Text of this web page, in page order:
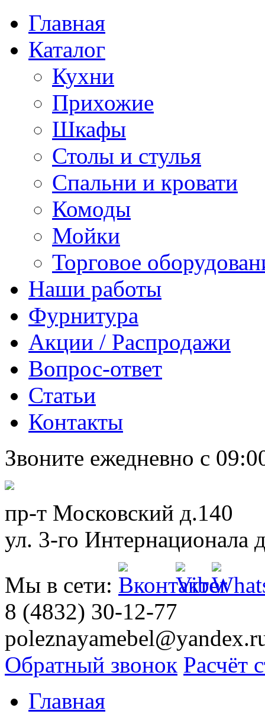
Главная
Каталог
Кухни
Прихожие
Шкафы
Столы и стулья
Спальни и кровати
Комоды
Мойки
Торговое
Наши работы
Фурнитура
Акции / Распродажи
Вопрос-ответ
Статьи
Контакты
Звоните ежедневно с
пр-т Московский д.140
ул. 3-го Интернационала
Мы в сети:
8 (4832) 30-12-77
Обратный звонок Расчёт
Главная